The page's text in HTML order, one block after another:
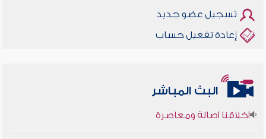
تسجيل عضو جديد
إعادة تفعيل حساب
البث المباشر
أخلاقنا أصالة ومعاصرة